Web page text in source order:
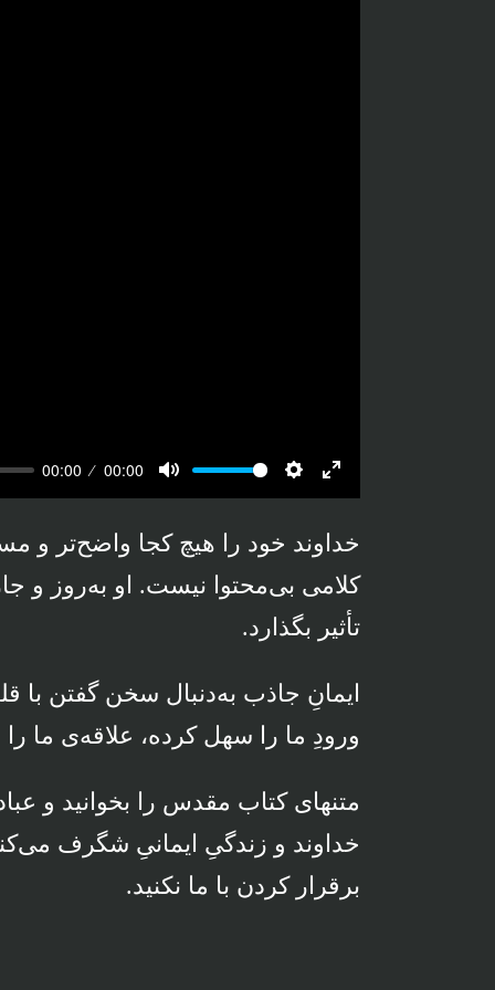
00:00 00:00
Mute Settings
Enter
fullscreenخداوند خود را هیچ کجا واضح‌تر و
کلامی بی‌محتوا نیست. او به‌روز و
تأثیر بگذارد.
ایمانِ جاذب به‌دنبال سخن گفتن با
ورودِ ما را سهل کرده، علاقه‌ی ما را
متنهای کتاب مقدس را بخوانید و
خداوند و زندگیِ ایمانیِ شگرف
برقرار کردن با ما نکنید.